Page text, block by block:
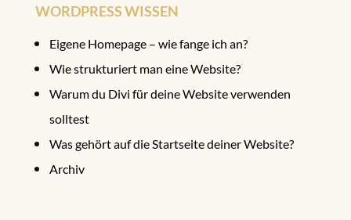
WORDPRESS WISSEN
Eigene Homepage – wie fange ich an?
Wie strukturiert man eine Website?
Warum du Divi für deine Website verwenden
solltest
Was gehört auf die Startseite deiner Website?
Archiv